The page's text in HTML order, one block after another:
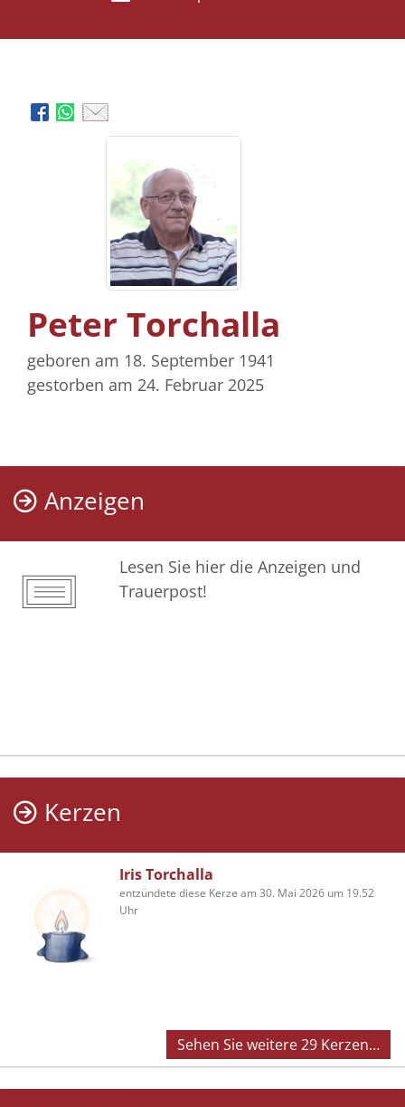
Peter Torchalla
geboren am 18. September 1941
gestorben am 24. Februar 2025
Anzeigen
Lesen Sie hier die Anzeigen und
Trauerpost!
Kerzen
Iris Torchalla
entzündete diese Kerze am 30. Mai 2026 um 19.52
Uhr
Sehen Sie weitere 29 Kerzen…